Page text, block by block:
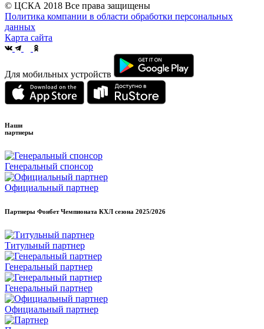
© ЦСКА 2018 Все права защищены
Политика компании в области обработки персональных
данных
Карта сайта
Для мобильных устройств
Наши
партнеры
Генеральный спонсор
Официальный партнер
Партнеры Фонбет Чемпионата КХЛ сезона 2025/2026
Титульный партнер
Генеральный партнер
Генеральный партнер
Официальный партнер